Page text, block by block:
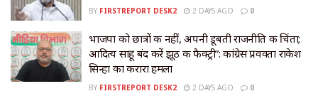
BY FIRSTREPORT DESK2 2 DAYS AGO 0
भाजपा को छात्रों की नहीं, अपनी डूबती राजनीति की चिंता;
आदित्य साहू बंद करें झूठ की फैक्ट्री”: कांग्रेस प्रवक्ता राकेश
सिन्हा का करारा हमला
BY FIRSTREPORT DESK2 2 DAYS AGO 0